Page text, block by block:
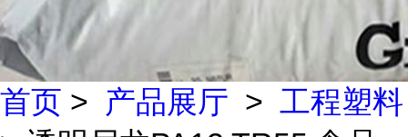
首页 > 产品展厅 > 工程塑料